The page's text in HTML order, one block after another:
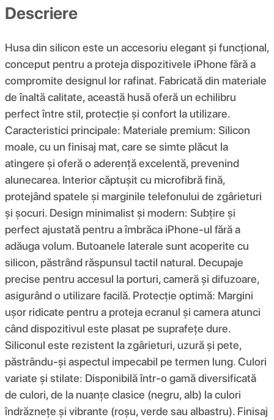
Descriere
Husa din silicon este un accesoriu elegant și funcțional,
conceput pentru a proteja dispozitivele iPhone fără a
compromite designul lor rafinat. Fabricată din materiale
de înaltă calitate, această husă oferă un echilibru
perfect între stil, protecție și confort la utilizare.
Caracteristici principale: Materiale premium: Silicon
moale, cu un finisaj mat, care se simte plăcut la
atingere și oferă o aderență excelentă, prevenind
alunecarea. Interior căptușit cu microfibră fină,
protejând spatele și marginile telefonului de zgârieturi
și șocuri. Design minimalist și modern: Subțire și
perfect ajustată pentru a îmbrăca iPhone-ul fără a
adăuga volum. Butoanele laterale sunt acoperite cu
silicon, păstrând răspunsul tactil natural. Decupaje
precise pentru accesul la porturi, cameră și difuzoare,
asigurând o utilizare facilă. Protecție optimă: Margini
ușor ridicate pentru a proteja ecranul și camera atunci
când dispozitivul este plasat pe suprafețe dure.
Siliconul este rezistent la zgârieturi, uzură și pete,
păstrându-și aspectul impecabil pe termen lung. Culori
variate și stilate: Disponibilă într-o gamă diversificată
de culori, de la nuanțe clasice (negru, alb) la culori
îndrăznețe și vibrante (roșu, verde sau albastru). Finisaj